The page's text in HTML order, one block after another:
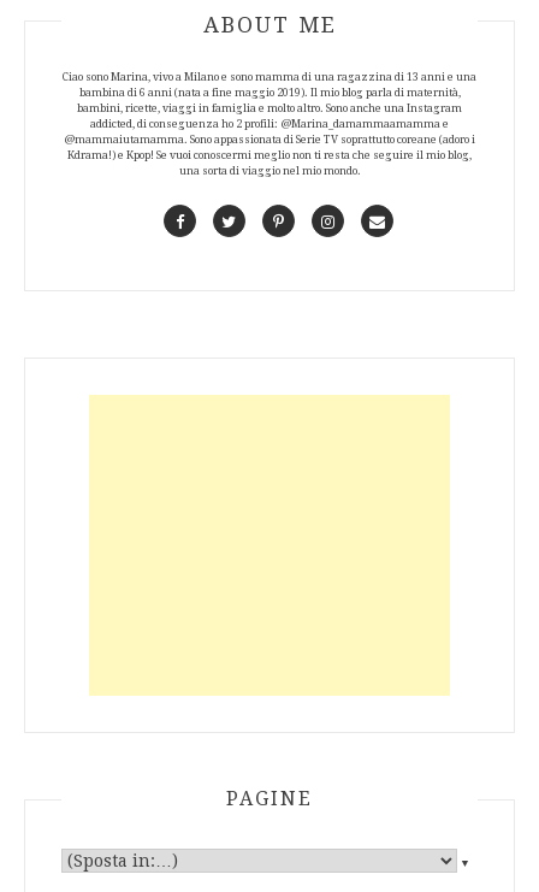
ABOUT AUTHOR
ABOUT ME
Ciao sono Marina, vivo a Milano e sono mamma di una ragazzina di 13 anni e una
bambina di 6 anni (nata a fine maggio 2019). Il mio blog parla di maternità,
bambini, ricette, viaggi in famiglia e molto altro. Sono anche una Instagram
addicted, di conseguenza ho 2 profili: @Marina_damammaamamma e
@mammaiutamamma. Sono appassionata di Serie TV soprattutto coreane (adoro i
Kdrama!) e Kpop! Se vuoi conoscermi meglio non ti resta che seguire il mio blog,
una sorta di viaggio nel mio mondo.
FacebookTwitterPinterestInstagramContact
PAGINE
▼